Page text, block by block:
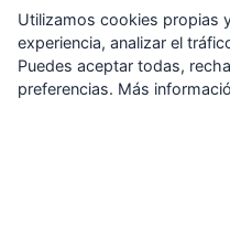
Utilizamos cookies propias
experiencia, analizar el
Puedes aceptar todas,
preferencias. Más